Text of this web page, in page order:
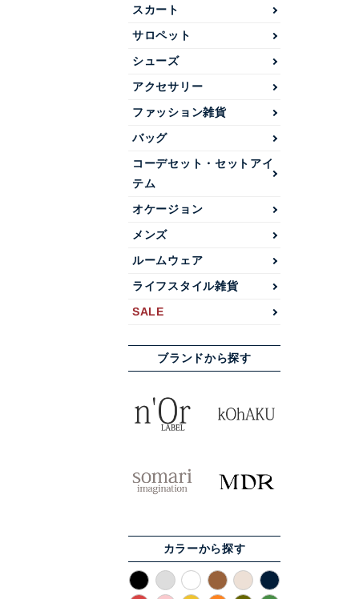
スカート
サロペット
シューズ
アクセサリー
ファッション雑貨
バッグ
コーデセット・セットアイ
テム
オケージョン
メンズ
ルームウェア
ライフスタイル雑貨
SALE
ブランドから探す
カラーから探す